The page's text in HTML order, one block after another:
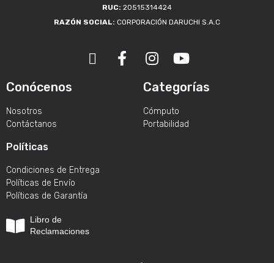
RUC: 20515314424
RAZÓN SOCIAL: CORPORACIÓN DARUCHI S.A.C
Conócenos
Nosotros
Contáctanos
Políticas
Condiciones de Entrega
Políticas de Envío
Políticas de Garantía
Libro de
Reclamaciones
Categorías
Cómputo
Portabilidad